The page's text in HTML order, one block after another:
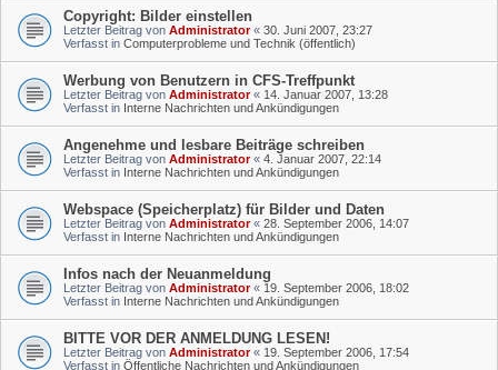
Copyright: Bilder einstellen
Letzter Beitrag von Administrator« 30. Juni 2007, 23:27
Verfasst in Computerprobleme und Technik (öffentlich)
Werbung von Benutzern in CFS-Treffpunkt
Letzter Beitrag von Administrator« 14. Januar 2007, 13:28
Verfasst in Interne Nachrichten und Ankündigungen
Angenehme und lesbare Beiträge schreiben
Letzter Beitrag von Administrator« 4. Januar 2007, 22:14
Verfasst in Interne Nachrichten und Ankündigungen
Webspace (Speicherplatz) für Bilder und Daten
Letzter Beitrag von Administrator« 28. September 2006, 14:07
Verfasst in Interne Nachrichten und Ankündigungen
Infos nach der Neuanmeldung
Letzter Beitrag von Administrator« 19. September 2006, 18:02
Verfasst in Interne Nachrichten und Ankündigungen
BITTE VOR DER ANMELDUNG LESEN!
Letzter Beitrag von Administrator« 19. September 2006, 17:54
Verfasst in Öffentliche Nachrichten und Ankündigungen